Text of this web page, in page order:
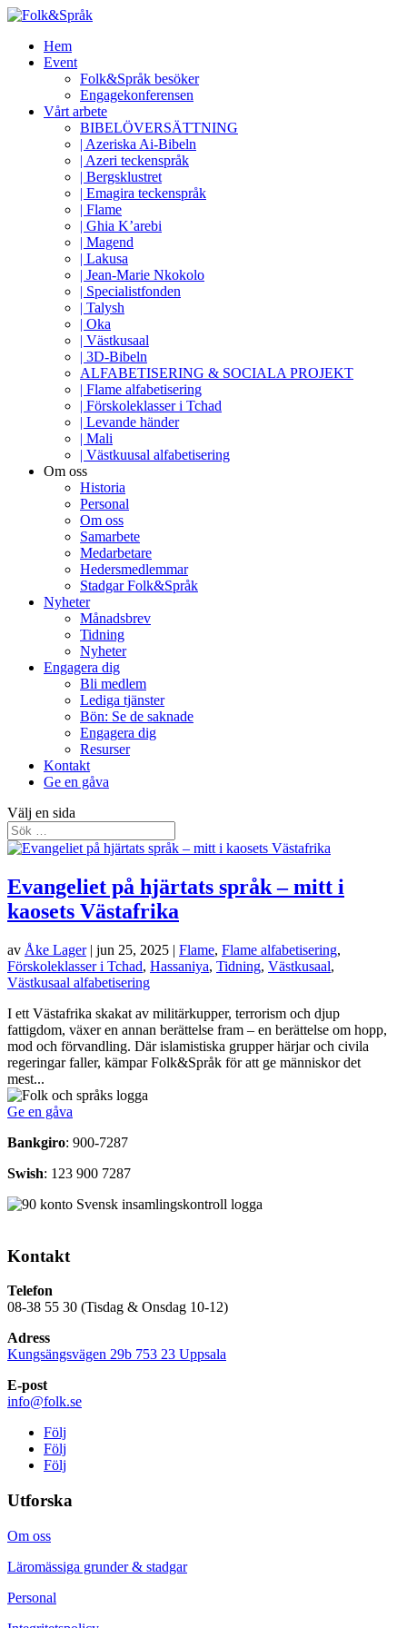
Hem
Event
Folk&Språk besöker
Engagekonferensen
Vårt arbete
BIBELÖVERSÄTTNING
| Azeriska Ai-Bibeln
| Azeri teckenspråk
| Bergsklustret
| Emagira teckenspråk
| Flame
| Ghia K’arebi
| Magend
| Lakusa
| Jean-Marie Nkokolo
| Specialistfonden
| Talysh
| Oka
| Västkusaal
| 3D-Bibeln
ALFABETISERING & SOCIALA PROJEKT
| Flame alfabetisering
| Förskoleklasser i Tchad
| Levande händer
| Mali
| Västkuusal alfabetisering
Om oss
Historia
Personal
Om oss
Samarbete
Medarbetare
Hedersmedlemmar
Stadgar Folk&Språk
Nyheter
Månadsbrev
Tidning
Nyheter
Engagera dig
Bli medlem
Lediga tjänster
Bön: Se de saknade
Engagera dig
Resurser
Kontakt
Ge en gåva
Välj en sida
Evangeliet på hjärtats språk – mitt i
kaosets Västafrika
av Åke Lager| jun 25, 2025 | Flame, Flame alfabetisering,
Förskoleklasser i Tchad, Hassaniya, Tidning, Västkusaal,
Västkusaal alfabetisering
I ett Västafrika skakat av militärkupper, terrorism och djup
fattigdom, växer en annan berättelse fram – en berättelse om hopp,
mod och förvandling. Där islamistiska grupper härjar och civila
regeringar faller, kämpar Folk&Språk för att ge människor det
mest...
Ge en gåva
Bankgiro: 900-7287
Swish: 123 900 7287
Kontakt
Telefon
08-38 55 30 (Tisdag & Onsdag 10-12)
Adress
Kungsängsvägen 29b 753 23 Uppsala
E-post
info@folk.se
Följ
Följ
Följ
Utforska
Om oss
Läromässiga grunder & stadgar
Personal